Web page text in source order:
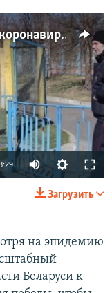
Почему Лукашенко не боится коронавируса? (видео)
available
270p
1080p
Загрузить
на эпидемию
Беларуси к